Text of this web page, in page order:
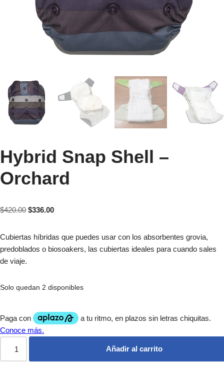
Hybrid Snap Shell –
Orchard
$420.00 $336.00
Cubiertas híbridas que puedes usar con los absorbentes grovia,
predoblados o biosoakers, las cubiertas ideales para cuando sales
de viaje.
Solo quedan 2 disponibles
Añadir al carrito